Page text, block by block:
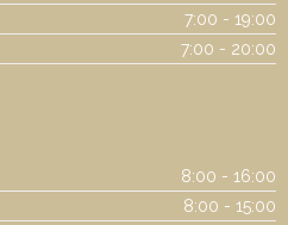
7:00 - 19:00
7:00 - 20:00
8:00 - 16:00
8:00 - 15:00